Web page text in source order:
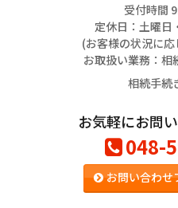
受付時間
定休日：土曜日
(お客様の状況に応
お取扱い業務：相
相続手続
お気軽にお問
048-
お問い合わせ